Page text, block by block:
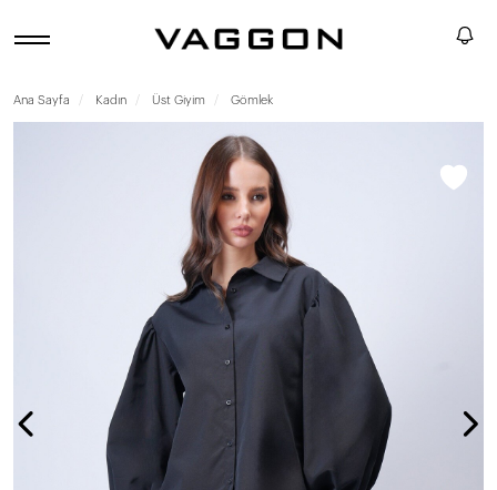
Ana Sayfa Kadın Üst Giyim Gömlek